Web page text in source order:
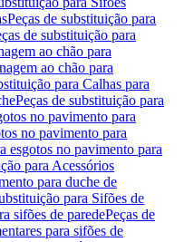
Peças de substituição para
de substituição para
ao chão para
ao chão para
para Calhas para
Peças de substituição para
no pavimento para
no pavimento para
esgotos no pavimento para
para Acessórios
para duche de
para Sifões de
sifões de paredePeças de
para sifões de